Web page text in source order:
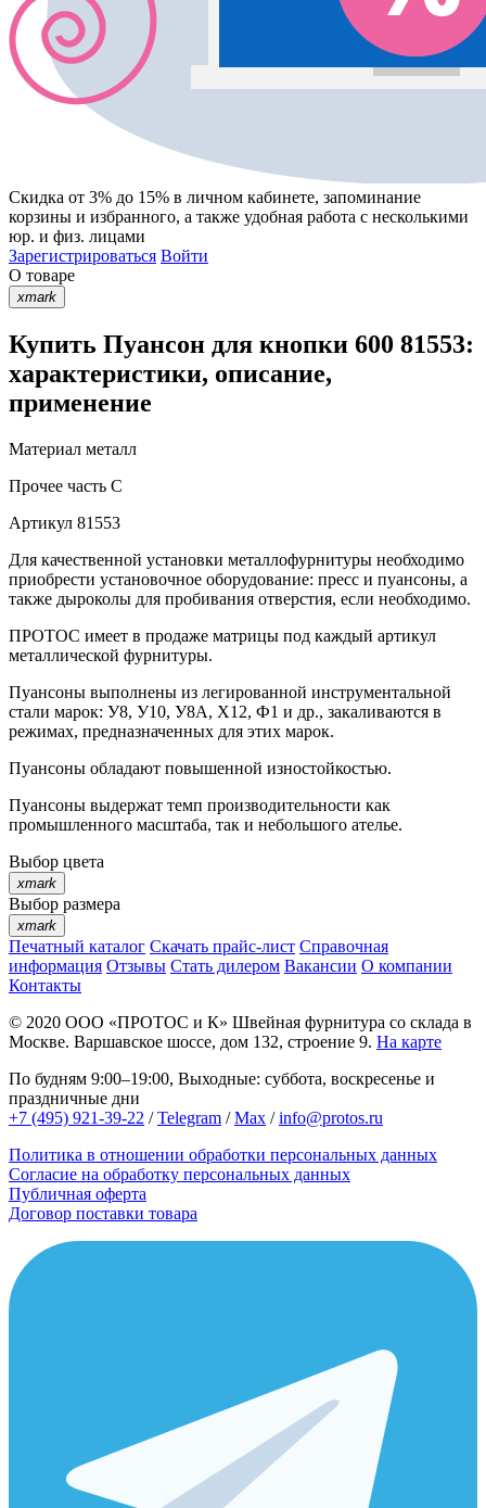
Скидка от 3% до 15% в личном кабинете, запоминание
корзины и избранного, а также удобная работа с несколькими
юр. и физ. лицами
Зарегистрироваться Войти
О товаре
xmark
Купить Пуансон для кнопки 600 81553:
характеристики, описание,
применение
Материал металл
Прочее часть C
Артикул 81553
Для качественной установки металлофурнитуры необходимо
приобрести установочное оборудование: пресс и пуансоны, а
также дыроколы для пробивания отверстия, если необходимо.
ПРОТОС имеет в продаже матрицы под каждый артикул
металлической фурнитуры.
Пуансоны выполнены из легированной инструментальной
стали марок: У8, У10, У8А, Х12, Ф1 и др., закаливаются в
режимах, предназначенных для этих марок.
Пуансоны обладают повышенной изностойкостью.
Пуансоны выдержат темп производительности как
промышленного масштаба, так и небольшого ателье.
Выбор цвета
xmark
Выбор размера
xmark
Печатный каталог Скачать прайс-лист Справочная
информация Отзывы Стать дилером Вакансии О компании
Контакты
© 2020 ООО «ПРОТОС и К» Швейная фурнитура со склада в
Москве. Варшавское шоссе, дом 132, строение 9. На карте
По будням 9:00–19:00, Выходные: суббота, воскресенье и
праздничные дни
+7 (495) 921-39-22 /Telegram /Max /info@protos.ru
Политика в отношении обработки персональных данных
Согласие на обработку персональных данных
Публичная оферта
Договор поставки товара